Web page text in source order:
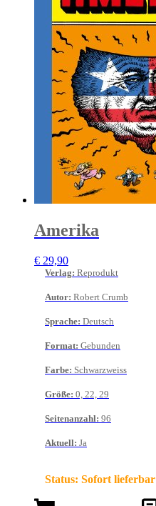
Amerika
€ 29,90
Verlag: Reprodukt
Autor: Robert Crumb
Sprache: Deutsch
Format: Gebunden
Farbe: Schwarzweiss
Größe: 0, 22, 29
Seitenanzahl: 96
Aktuell: Ja
Status: Sofort lieferbar